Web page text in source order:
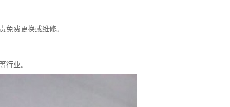
免费更换或维修。
行业。